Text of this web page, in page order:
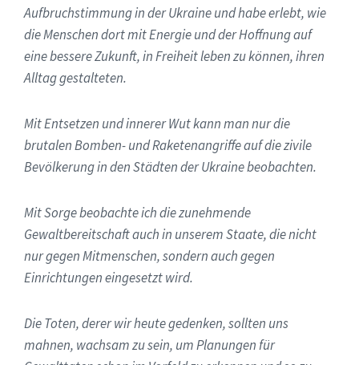
Aufbruchstimmung in der Ukraine und habe erlebt, wie
die Menschen dort mit Energie und der Hoffnung auf
eine bessere Zukunft, in Freiheit leben zu können, ihren
Alltag gestalteten.
Mit Entsetzen und innerer Wut kann man nur die
brutalen Bomben- und Raketenangriffe auf die zivile
Bevölkerung in den Städten der Ukraine beobachten.
Mit Sorge beobachte ich die zunehmende
Gewaltbereitschaft auch in unserem Staate, die nicht
nur gegen Mitmenschen, sondern auch gegen
Einrichtungen eingesetzt wird.
Die Toten, derer wir heute gedenken, sollten uns
mahnen, wachsam zu sein, um Planungen für